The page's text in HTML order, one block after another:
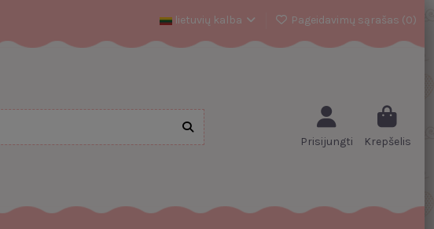
lietuvių kalba Pageidavimų sąrašas (0)
Prisijungti Krepšelis